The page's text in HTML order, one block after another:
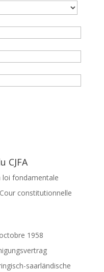
CJFA
loi fondamentale
constitutionnelle
1958
saarländische